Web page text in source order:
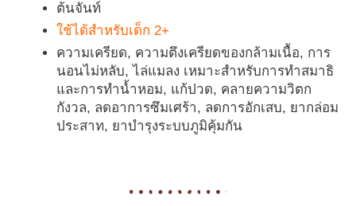
ต้นจันท์
ใช้ได้สำหรับเด็ก 2+
ความเครียด, ความตึงเครียดของกล้ามเนื้อ, การ
นอนไม่หลับ, ไล่แมลง เหมาะสำหรับการทำสมาธิ
และการทำน้ำหอม, แก้ปวด, คลายความวิตก
กังวล, ลดอาการซึมเศร้า, ลดการอักเสบ, ยากล่อม
ประสาท, ยาบำรุงระบบภูมิคุ้มกัน